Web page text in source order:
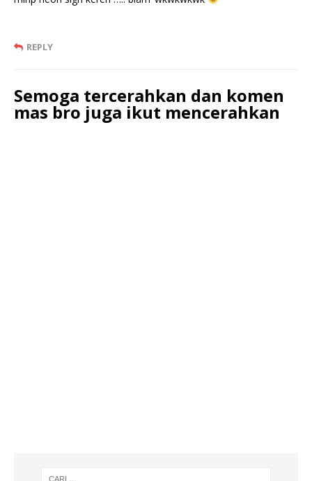
REPLY
Semoga tercerahkan dan komen
mas bro juga ikut mencerahkan